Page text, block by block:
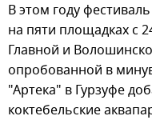
В этом году
на пяти площадках с
Главной и
опробованной в
"Артека" в Гурзуфе
коктебельские